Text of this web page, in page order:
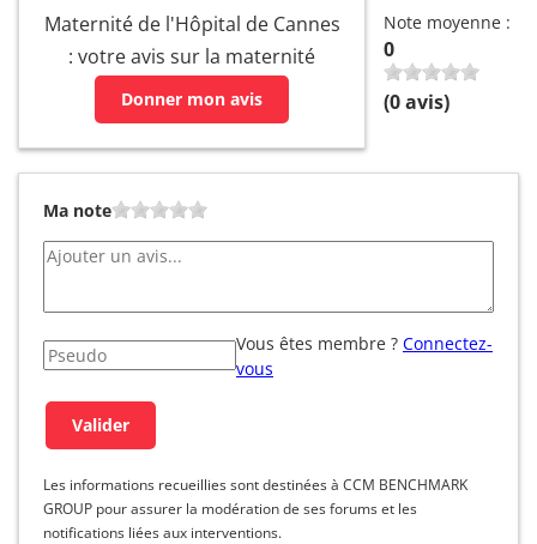
Maternité de l'Hôpital de Cannes
: votre avis sur la maternité
Donner mon avis
Note moyenne :
0
(0avis)
Ma note
Vous êtes membre ? Connectez-
vous
Les informations recueillies sont destinées à CCM BENCHMARK
GROUP pour assurer la modération de ses forums et les
notifications liées aux interventions.